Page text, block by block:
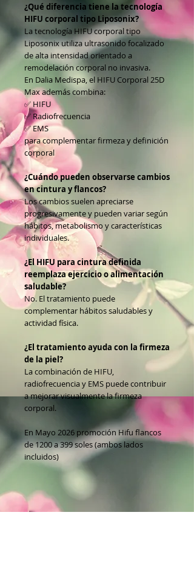
¿Qué diferencia tiene la tecnología
HIFU corporal tipo Liposonix?
La tecnología HIFU corporal tipo
Liposonix utiliza ultrasonido focalizado
de alta intensidad orientado a
remodelación corporal no invasiva.
En Dalia Medispa, el HIFU Corporal 25D
Max además combina:
✅ HIFU
✅ Radiofrecuencia
✅ EMS
para complementar firmeza y definición
corporal
¿Cuándo pueden observarse cambios
en cintura y flancos?
Los cambios suelen apreciarse
progresivamente y pueden variar según
hábitos, metabolismo y características
individuales.
¿El HIFU para cintura definida
reemplaza ejercicio o alimentación
saludable?
No. El tratamiento puede
complementar hábitos saludables y
actividad física.
¿El tratamiento ayuda con la firmeza
de la piel?
La combinación de HIFU,
radiofrecuencia y EMS puede contribuir
a mejorar visualmente la firmeza
corporal.
En Mayo 2026 promoción Hifu flancos
de 1200 a 399 soles (ambos lados
incluidos)